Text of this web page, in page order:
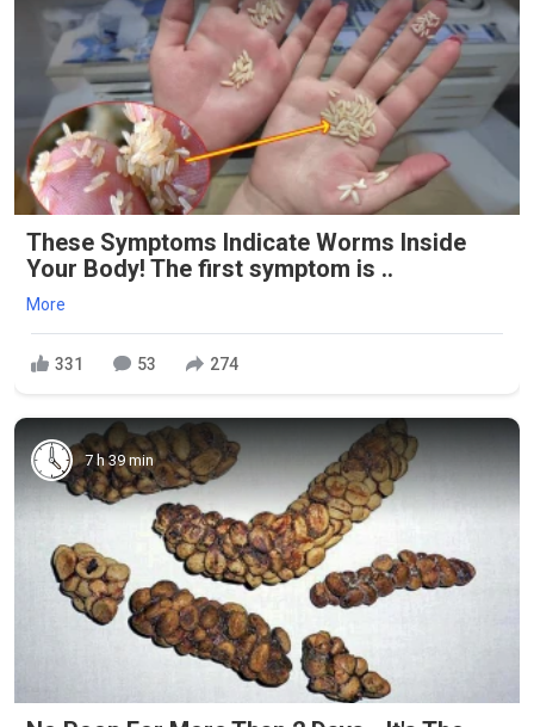
These Symptoms Indicate Worms Inside
Your Body! The first symptom is ..
More
331 53 274
7 h 39 min